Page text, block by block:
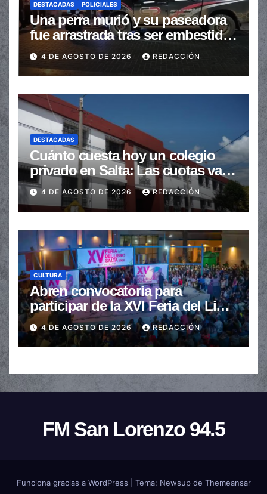
DESTACADAS POLICIALES
Una perra murió y su paseadora
fue arrastrada tras ser embestidas
en la senda peatonal
4 DE AGOSTO DE 2026 REDACCIÓN
DESTACADAS
Cuánto cuesta hoy un colegio
privado en Salta: Las cuotas van
de $110.000 a más de $600.000
4 DE AGOSTO DE 2026 REDACCIÓN
CULTURA
Abren convocatoria para
participar de la XVI Feria del Libro
de Salta
4 DE AGOSTO DE 2026 REDACCIÓN
FM San Lorenzo 94.5
Funciona gracias a WordPress Tema: Newsupde Themeansar